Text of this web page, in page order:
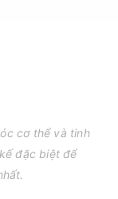
cơ thể và tinh
đặc biệt để